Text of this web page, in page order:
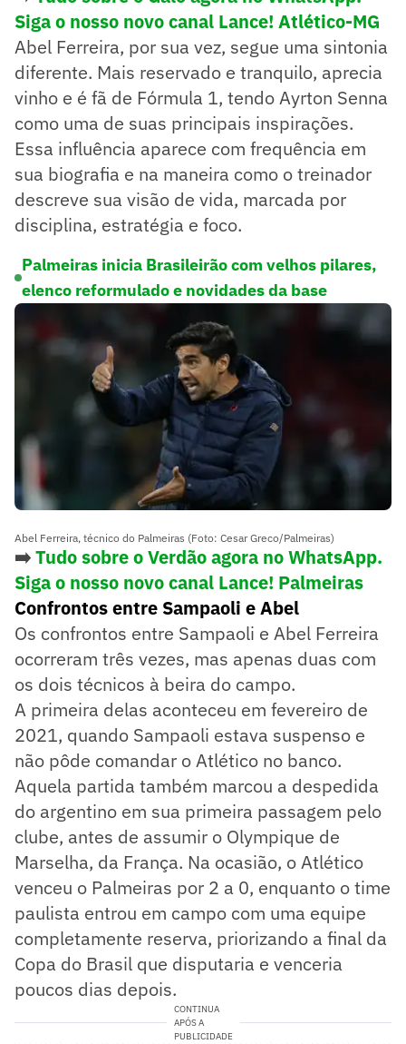
Siga o nosso novo canal Lance! Atlético-MG
Abel Ferreira, por sua vez, segue uma sintonia
diferente. Mais reservado e tranquilo, aprecia
vinho e é fã de Fórmula 1, tendo Ayrton Senna
como uma de suas principais inspirações.
Essa influência aparece com frequência em
sua biografia e na maneira como o treinador
descreve sua visão de vida, marcada por
disciplina, estratégia e foco.
Palmeiras inicia Brasileirão com velhos pilares,
elenco reformulado e novidades da base
Abel Ferreira, técnico do Palmeiras (Foto: Cesar Greco/Palmeiras)
➡️Tudo sobre o Verdão agora no WhatsApp.
Siga o nosso novo canal Lance! Palmeiras
Confrontos entre Sampaoli e Abel
Os confrontos entre Sampaoli e Abel Ferreira
ocorreram três vezes, mas apenas duas com
os dois técnicos à beira do campo.
A primeira delas aconteceu em fevereiro de
2021, quando Sampaoli estava suspenso e
não pôde comandar o Atlético no banco.
Aquela partida também marcou a despedida
do argentino em sua primeira passagem pelo
clube, antes de assumir o Olympique de
Marselha, da França. Na ocasião, o Atlético
venceu o Palmeiras por 2 a 0, enquanto o time
paulista entrou em campo com uma equipe
completamente reserva, priorizando a final da
Copa do Brasil que disputaria e venceria
poucos dias depois.
CONTINUA
APÓS A
PUBLICIDADE